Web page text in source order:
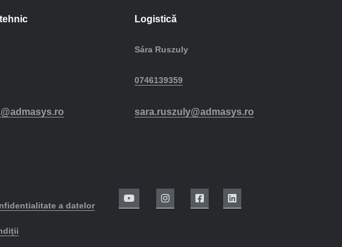
Logistică
Sára Ruszuly
0746139359
sara.ruszuly@admasys.ro
a datelor